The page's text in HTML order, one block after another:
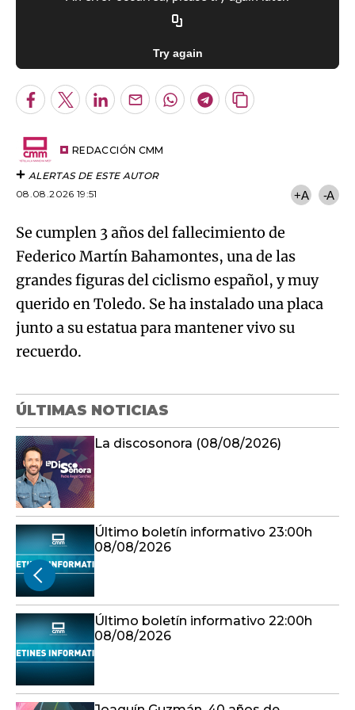
Try again
Facebook
TwitterLinkedInEnviarWhatsapp
Telegram
Copiar
REDACCIÓN CMM
ALERTAS DE ESTE AUTOR
08.08.2026 19:51
+A -A
Se cumplen 3 años del fallecimiento de
Federico Martín Bahamontes, una de las
grandes figuras del ciclismo español, y muy
querido en Toledo. Se ha instalado una placa
junto a su estatua para mantener vivo su
recuerdo.
ÚLTIMAS NOTICIAS
La discosonora (08/08/2026)
Último boletín informativo 23:00h
08/08/2026
Último boletín informativo 22:00h
08/08/2026